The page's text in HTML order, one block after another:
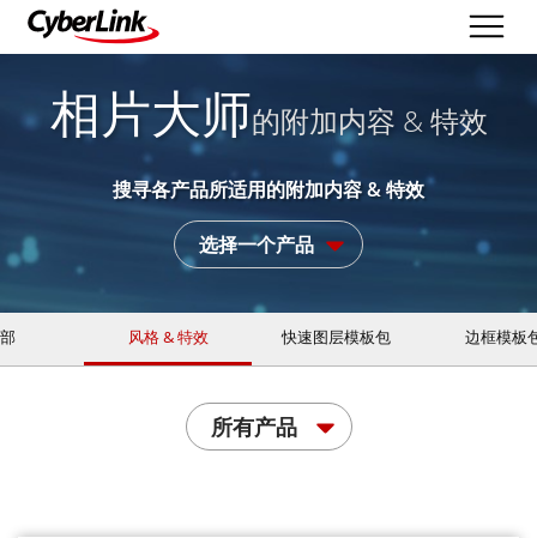
相片大师的附加内容 & 特效
搜寻各产品所适用的附加内容 & 特效
选择一个产品
风格 & 特效 快速图层模板包 边框模板
所有产品